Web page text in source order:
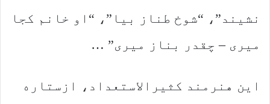
نشیند”، “شوخ طناز بیا”، “او خانم کجا
میری – چقدر بناز میری” …
این هنرمند کثیرالاستعداد، ازستاره